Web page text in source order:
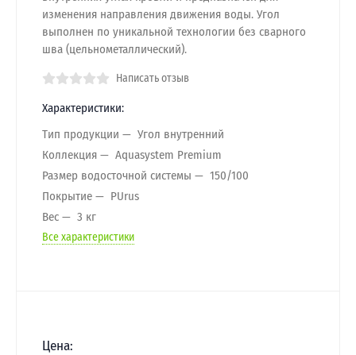
изменения направления движения воды. Угол
выполнен по уникальной технологии без сварного
шва (цельнометаллический).
Написать отзыв
Характеристики:
Тип продукции
Угол внутренний
Коллекция
Aquasystem Premium
Размер водосточной системы
150/100
Покрытие
PUrus
Вес
3 кг
Все характеристики
Цена: